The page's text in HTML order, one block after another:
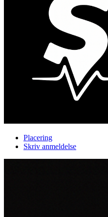
Placering
Skriv anmeldelse